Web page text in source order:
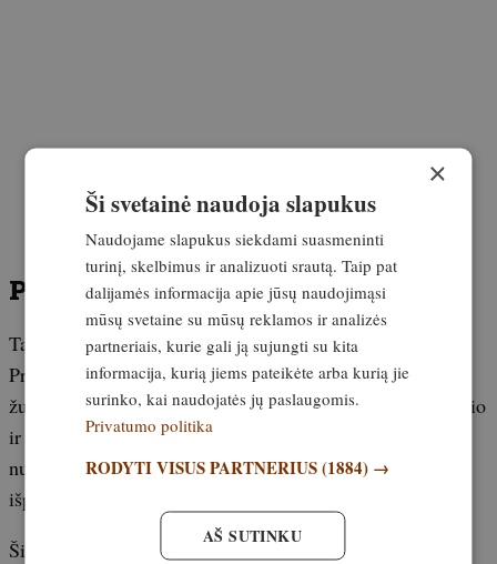
Panašių nelaimių jau pasitaikė
Tai nėra pirmasis tokio pobūdžio incidentas Rumunijoje.
Praėjusiais metais tame pačiame Transfăgărășan kelyje
žuvo italų motociklininkas, kuris buvo priėjęs per arti lokio
ir jį fotografavo. Tyrimo metu jo telefone buvo rasta
nuotraukų ir vaizdo įrašų, padarytų prieš pat mirtiną
išpuolį.
Šiemet Europoje jau užregistruoti keli mirtini lokių
×
Ši svetainė naudoja slapukus
Naudojame slapukus siekdami suasmeninti
turinį, skelbimus ir analizuoti srautą. Taip pat
dalijamės informacija apie jūsų naudojimąsi
mūsų svetaine su mūsų reklamos ir analizės
partneriais, kurie gali ją sujungti su kita
informacija, kurią jiems pateikėte arba kurią jie
surinko, kai naudojatės jų paslaugomis.
Privatumo politika
RODYTI VISUS PARTNERIUS(1884) →
AŠ SUTINKU